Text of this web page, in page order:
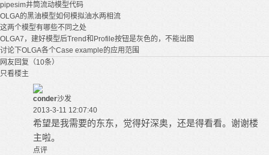
pipesim井筒流动模型代码
OLGA的黑油模型如何模拟油水两相流
这两个模型有哪些不同之处
OLGA7，建好模型后Trend和Profile按钮是灰色的，不能出图
讨论下OLGA各个Case example的应用范围
网友回复（10条）
只看楼主
conder沙发
2013-3-11 12:07:40
希望是我需要的东东，觉得好深奥，还是得看看。谢谢楼
主啦。
点评